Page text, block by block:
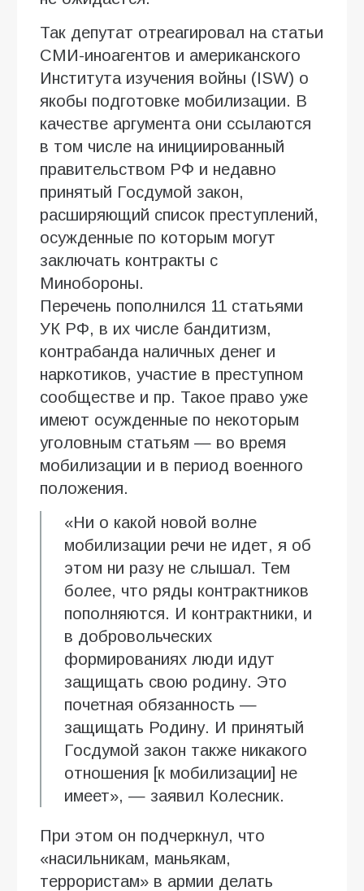
Так депутат отреагировал на статьи
СМИ-иноагентов и американского
Института изучения войны (ISW) о
якобы подготовке мобилизации. В
качестве аргумента они ссылаются
в том числе на инициированный
правительством РФ и недавно
принятый Госдумой закон,
расширяющий список преступлений,
осужденные по которым могут
заключать контракты с
Минобороны.
Перечень пополнился 11 статьями
УК РФ, в их числе бандитизм,
контрабанда наличных денег и
наркотиков, участие в преступном
сообществе и пр. Такое право уже
имеют осужденные по некоторым
уголовным статьям — во время
мобилизации и в период военного
положения.
«Ни о какой новой волне
мобилизации речи не идет, я об
этом ни разу не слышал. Тем
более, что ряды контрактников
пополняются. И контрактники, и
в добровольческих
формированиях люди идут
защищать свою родину. Это
почетная обязанность —
защищать Родину. И принятый
Госдумой закон также никакого
отношения [к мобилизации] не
имеет», — заявил Колесник.
При этом он подчеркнул, что
«насильникам, маньякам,
террористам» в армии делать